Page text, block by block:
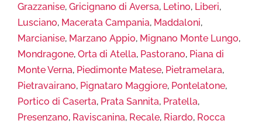
Grazzanise, Gricignano di Aversa, Letino, Liberi,
Lusciano, Macerata Campania, Maddaloni,
Marcianise, Marzano Appio, Mignano Monte Lungo,
Mondragone, Orta di Atella, Pastorano, Piana di
Monte Verna, Piedimonte Matese, Pietramelara,
Pietravairano, Pignataro Maggiore, Pontelatone,
Portico di Caserta, Prata Sannita, Pratella,
Presenzano, Raviscanina, Recale, Riardo, Rocca